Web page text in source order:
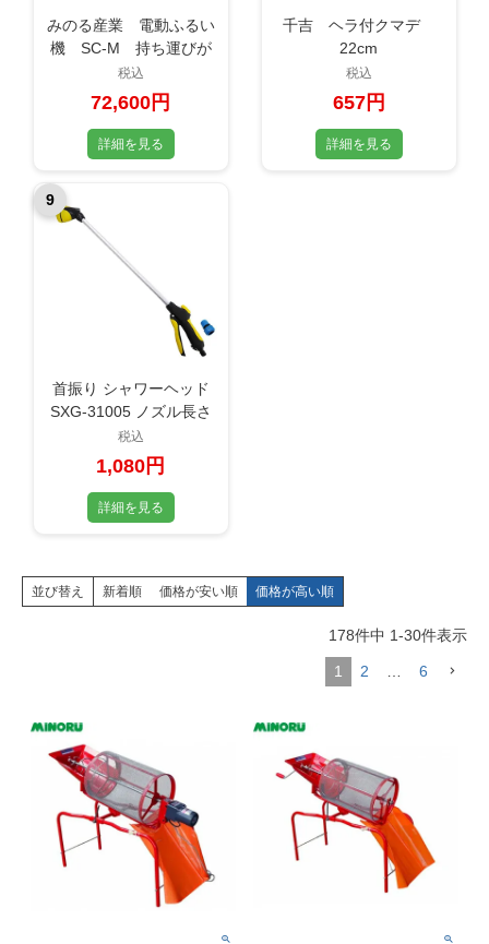
みのる産業 電動ふるい
機 SC-M 持ち運びが
ラクで簡単操作
税込
72,600円
詳細を見る
千吉 ヘラ付クマデ
22cm
税込
657円
詳細を見る
9
首振り シャワーヘッド
SXG-31005 ノズル長さ
71cm
税込
1,080円
詳細を見る
並び替え 新着順 価格が安い順 価格が高い順
178件中 1-30件表示
1 2 6